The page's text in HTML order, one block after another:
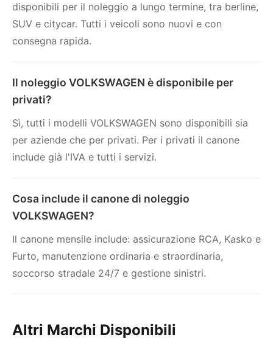
disponibili per il noleggio a lungo termine, tra berline,
SUV e citycar. Tutti i veicoli sono nuovi e con
consegna rapida.
Il noleggio VOLKSWAGEN è disponibile per
privati?
Sì, tutti i modelli VOLKSWAGEN sono disponibili sia
per aziende che per privati. Per i privati il canone
include già l'IVA e tutti i servizi.
Cosa include il canone di noleggio
VOLKSWAGEN?
Il canone mensile include: assicurazione RCA, Kasko e
Furto, manutenzione ordinaria e straordinaria,
soccorso stradale 24/7 e gestione sinistri.
Altri Marchi Disponibili